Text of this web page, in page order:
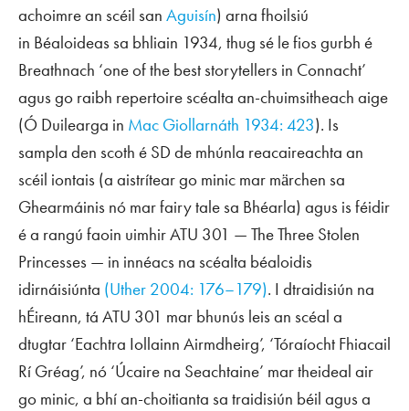
achoimre an scéil san Aguisín) arna fhoilsiú
in Béaloideas sa bhliain 1934, thug sé le fios gurbh é
Breathnach ‘one of the best storytellers in Connacht’
agus go raibh repertoire scéalta an-chuimsitheach aige
(Ó Duilearga in Mac Giollarnáth 1934: 423). Is
sampla den scoth é SD de mhúnla reacaireachta an
scéil iontais (a aistrítear go minic mar märchen sa
Ghearmáinis nó marfairy tale sa Bhéarla) agus is féidir
é a rangú faoin uimhir ATU 301 — The Three Stolen
Princesses — in innéacs na scéalta béaloidis
idirnáisiúnta (Uther 2004: 176–179). I dtraidisiún na
hÉireann, tá ATU 301 mar bhunús leis an scéal a
dtugtar ‘Eachtra Iollainn Airmdheirg’, ‘Tóraíocht Fhiacail
Rí Gréag’, nó ‘Úcaire na Seachtaine’ mar theideal air
go minic, a bhí an-choitianta sa traidisiún béil agus a